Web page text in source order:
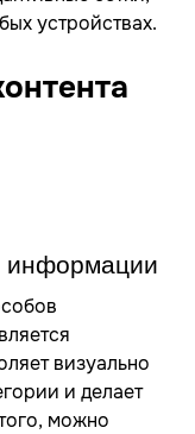
устройствах.
информации
визуально
и делает
можно